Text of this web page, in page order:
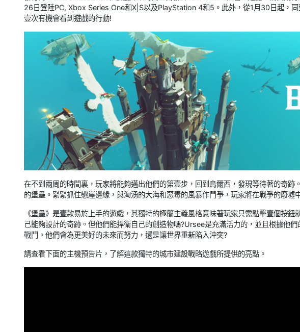
26日登陸PC, Xbox Series One和X|S以及PlayStation 4和5。此外，從1月30日起，
壹次有機會看到遊戲的行動!
在不到兩周的時間裏，玩家將能夠邁出他們的第壹步，回到烏爾西，發現等待著的奇跡
的堡壘。緊緊抓住懸崖邊緣，與洶湧的大海和惡毒的風暴作鬥爭，玩家將在戰爭的廢墟
《堡壘》是壹款易於上手的遊戲，其獨特的極簡主義風格意味著玩家只需點擊壹個按
己能夠設計的奇跡。但他們能捍衛自己的創造物嗎?Ursee是充滿活力的，並且根據他
戰鬥。他們會為更美好的未來而努力，還是讓世界重新陷入沖突?
請查看下面的主機預告片，了解這款獨特的城市建設戰略遊戲所提供的亮點。